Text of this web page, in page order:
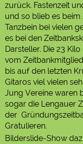
zurück. Fastenzeit
und so blieb es
Tanzbein bei vielen
es bei den
Darsteller. Die 23
vom
bis auf den letzten
Gitaros viel vielen
Jung Vereine waren
sogar die Lengauer
der
Gratulieren.
Bilderslide-Show